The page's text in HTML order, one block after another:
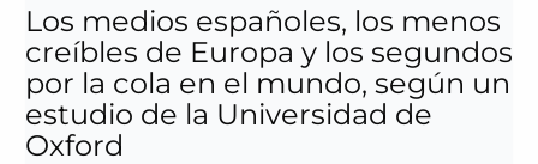
Los medios españoles, los menos
creíbles de Europa y los segundos
por la cola en el mundo, según un
estudio de la Universidad de
Oxford